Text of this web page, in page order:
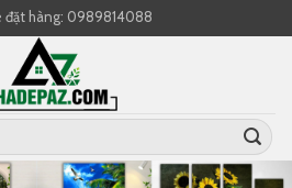
hàng: 0989814088